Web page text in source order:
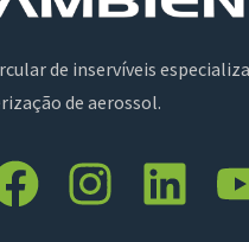
de inservíveis
de aerossol.